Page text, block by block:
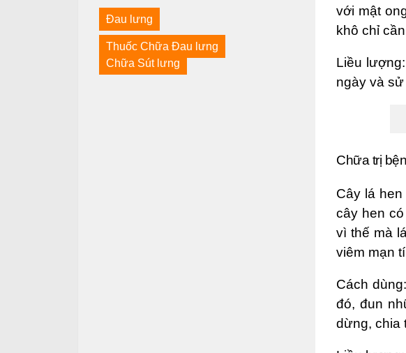
với mật
khô chỉ
Liều
ngày và
Chữa trị
Cây lá
cây hen
vì thế mà
viêm mạn
Cách
đó, đun
dừng, chia
Đau lưng
Thuốc Chữa Đau lưng
Chữa Sút lưng